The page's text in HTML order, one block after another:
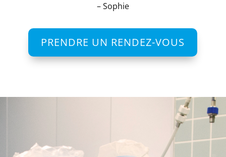
– Sophie
PRENDRE UN RENDEZ-VOUS